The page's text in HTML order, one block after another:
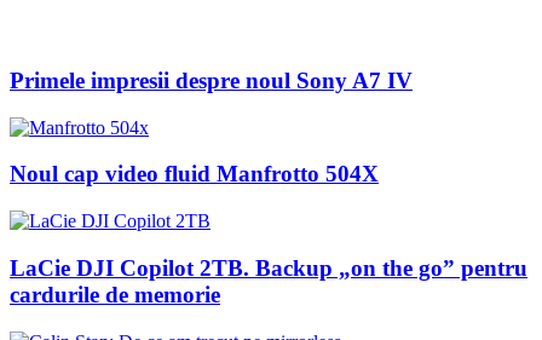
Primele impresii despre noul Sony A7 IV
Noul cap video fluid Manfrotto 504X
LaCie DJI Copilot 2TB. Backup „on the go” pentru
cardurile de memorie